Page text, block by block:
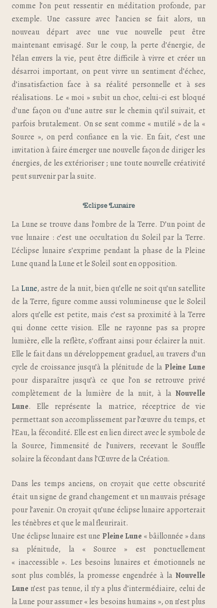
comme l’on peut ressentir en méditation profonde, par
exemple. Une cassure avec l’ancien se fait alors, un
nouveau départ avec une vue nouvelle peut être
maintenant envisagé. Sur le coup, la perte d’énergie, de
l’élan envers la vie, peut être difficile à vivre et créer un
désarroi important, on peut vivre un sentiment d’échec,
d’insatisfaction face à sa réalité personnelle et à ses
réalisations. Le « moi » subit un choc, celui-ci est bloqué
d’une façon ou d’une autre sur le chemin qu’il suivait, et
parfois brutalement. On se sent comme « mutilé » de la «
Source », on perd confiance en la vie. En fait, c’est une
invitation à faire émerger une nouvelle façon de diriger les
énergies, de les extérioriser ; une toute nouvelle créativité
peut survenir par la suite.
Eclipse Lunaire
La Lune se trouve dans l’ombre de la Terre. D’un point de
vue lunaire : c’est une occultation du Soleil par la Terre.
L’éclipse lunaire s’exprime pendant la phase de la Pleine
Lune quand la Lune et le Soleil sont en opposition.
LaLune, astre de la nuit, bien qu’elle ne soit qu’un satellite
de la Terre, figure comme aussi volumineuse que le Soleil
alors qu’elle est petite, mais c’est sa proximité à la Terre
qui donne cette vision. Elle ne rayonne pas sa propre
lumière, elle la reflète, s’offrant ainsi pour éclairer la nuit.
Elle le fait dans un développement graduel, au travers d’un
cycle de croissance jusqu’à la plénitude de la Pleine Lune
pour disparaître jusqu’à ce que l’on se retrouve privé
complètement de la lumière de la nuit, à la Nouvelle
Lune. Elle représente la matrice, réceptrice de vie
permettant son accomplissement par l’œuvre du temps, et
l’Eau, la fécondité. Elle est en lien direct avec le symbole de
la Source, l’immensité de l’univers, recevant le Souffle
solaire la fécondant dans l’Œuvre de la Création.
Dans les temps anciens, on croyait que cette obscurité
était un signe de grand changement et un mauvais présage
pour l’avenir. On croyait qu’une éclipse lunaire apporterait
les ténèbres et que le mal fleurirait.
Une éclipse lunaire est une Pleine Lune « bâillonnée » dans
sa plénitude, la « Source » est ponctuellement
« inaccessible ». Les besoins lunaires et émotionnels ne
sont plus comblés, la promesse engendrée à la Nouvelle
Lune n’est pas tenue, il n’y a plus d’intermédiaire, celui de
la Lune pour assumer « les besoins humains », on n’est plus